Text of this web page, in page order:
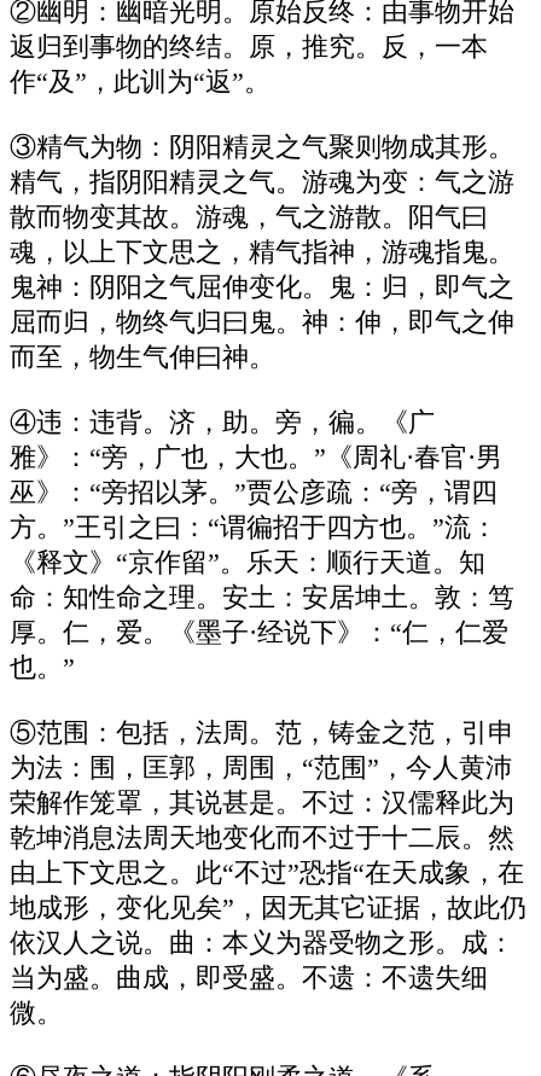
②幽明：幽暗光明。原始反终：由事物开始
返归到事物的终结。原，推究。反，一本
作“及”，此训为“返”。
③精气为物：阴阳精灵之气聚则物成其形。
精气，指阴阳精灵之气。游魂为变：气之游
散而物变其故。游魂，气之游散。阳气曰
魂，以上下文思之，精气指神，游魂指鬼。
鬼神：阴阳之气屈伸变化。鬼：归，即气之
屈而归，物终气归曰鬼。神：伸，即气之伸
而至，物生气伸曰神。
④违：违背。济，助。旁，徧。《广
雅》：“旁，广也，大也。”《周礼·春官·男
巫》：“旁招以茅。”贾公彦疏：“旁，谓四
方。”王引之曰：“谓徧招于四方也。”流：
《释文》“京作留”。乐天：顺行天道。知
命：知性命之理。安土：安居坤土。敦：笃
厚。仁，爱。《墨子·经说下》：“仁，仁爱
也。”
⑤范围：包括，法周。范，铸金之范，引申
为法：围，匡郭，周围，“范围”，今人黄沛
荣解作笼罩，其说甚是。不过：汉儒释此为
乾坤消息法周天地变化而不过于十二辰。然
由上下文思之。此“不过”恐指“在天成象，在
地成形，变化见矣”，因无其它证据，故此仍
依汉人之说。曲：本义为器受物之形。成：
当为盛。曲成，即受盛。不遗：不遗失细
微。